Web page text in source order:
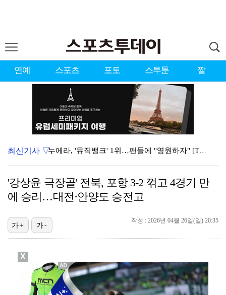
연예 스포츠 포토 스투툰 짤
누에라, '뮤직뱅크' 1위…팬들에 "영원하자" [TV캡…
대한축구협회의 '심판 성접대'…최악의 경우 런던 올림픽…
강채연, 제주삼다수 2R 깜짝 선두 도약…박민지 공동 …
정해인X강하늘X이청아X유재명X김선영 뭉쳤다…'아가미',…
'오징어 게임' 미국판 스핀오프, 제작 무산설 "넷플릭…
최신기사 ▽
'강상윤 극장골' 전북, 포항 3-2 꺾고 4경기 만
에 승리…대전·안양도 승전고
작성 : 2026년 04월 26일(일) 20:35
가+ 가-
X